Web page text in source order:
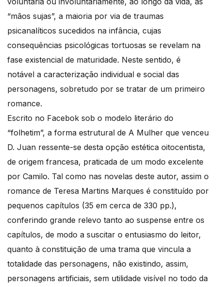
“mãos sujas”, a maioria por via de traumas
psicanalíticos sucedidos na infância, cujas
consequências psicológicas tortuosas se revelam na
fase existencial de maturidade. Neste sentido, é
notável a caracterização individual e social das
personagens, sobretudo por se tratar de um primeiro
romance.
Escrito no Facebok sob o modelo literário do
“folhetim”, a forma estrutural de A Mulher que venceu
D. Juan ressente-se desta opção estética oitocentista,
de origem francesa, praticada de um modo excelente
por Camilo. Tal como nas novelas deste autor, assim o
romance de Teresa Martins Marques é constituído por
pequenos capítulos (35 em cerca de 330 pp.),
conferindo grande relevo tanto ao suspense entre os
capítulos, de modo a suscitar o entusiasmo do leitor,
quanto à constituição de uma trama que vincula a
totalidade das personagens, não existindo, assim,
personagens artificiais, sem utilidade visível no todo da